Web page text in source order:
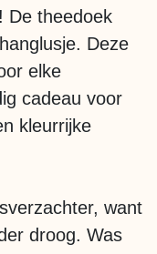
De theedoek
Deze
elke
cadeau voor
kleurrijke
want
droog. Was